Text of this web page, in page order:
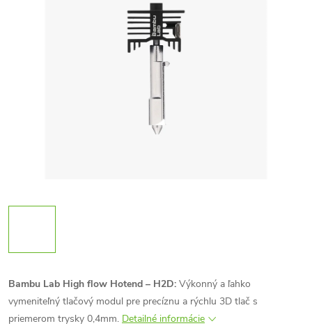
Bambu Lab High flow Hotend – H2D: Výkonný a ľahko
vymeniteľný tlačový modul pre precíznu a rýchlu 3D tlač s
priemerom trysky 0,4mm. Detailné informácie